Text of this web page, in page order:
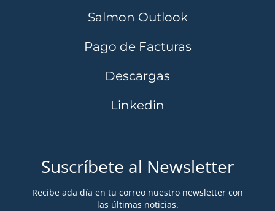
Salmon Outlook
Pago de Facturas
Descargas
Linkedin
Suscríbete al Newsletter
Recibe ada día en tu correo nuestro newsletter con
las últimas noticias.